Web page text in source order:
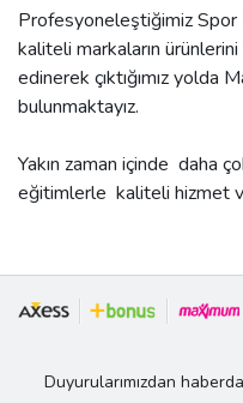
Profesyoneleştiğimiz Spor
kaliteli markaların
edinerek çıktığımız yolda
bulunmaktayız.
Yakın zaman içinde daha
eğitimlerle kaliteli hizmet
Duyurularımızdan